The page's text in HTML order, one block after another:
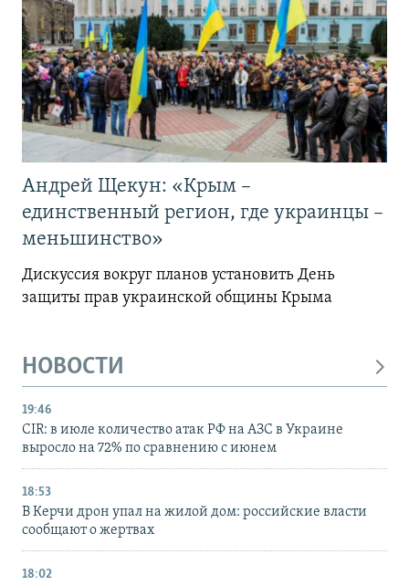
Андрей Щекун: «Крым –
единственный регион, где украинцы –
меньшинство»
Дискуссия вокруг планов установить День
защиты прав украинской общины Крыма
НОВОСТИ
19:46
CIR: в июле количество атак РФ на АЗС в Украине
выросло на 72% по сравнению с июнем
18:53
В Керчи дрон упал на жилой дом: российские власти
сообщают о жертвах
18:02